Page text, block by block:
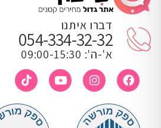
דברו איתנו
054-334-32-32
א'-ה': 09:00-15:30